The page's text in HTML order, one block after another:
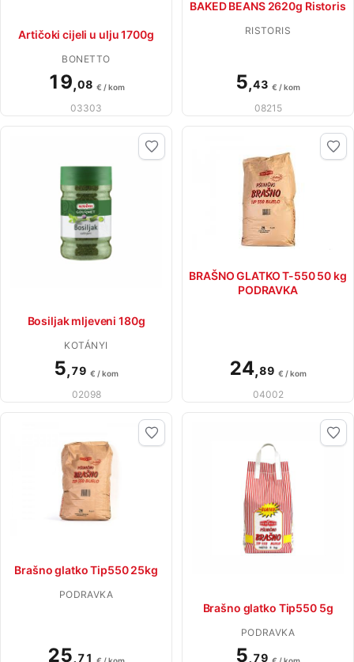
Artičoki cijeli u ulju 1700g
BONETTO
19,08 € / kom
03303
BAKED BEANS 2620g Ristoris
RISTORIS
5,43 € / kom
08215
Bosiljak mljeveni 180g
KOTÁNYI
5,79 € / kom
02098
BRAŠNO GLATKO T-550 50 kg
PODRAVKA
24,89 € / kom
04002
Brašno glatko Tip550 25kg
PODRAVKA
25,71
Brašno glatko Tip550 5g
PODRAVKA
5,79